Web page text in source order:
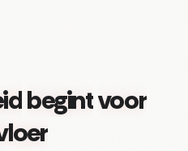
begintvoor